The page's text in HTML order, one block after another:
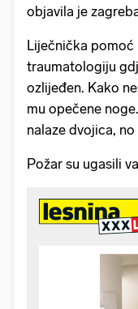
objavila je
Liječnička pomoć
traumatologiju
ozlijeđen. Kako
mu opečene
nalaze dvojica,
Požar su ugasili